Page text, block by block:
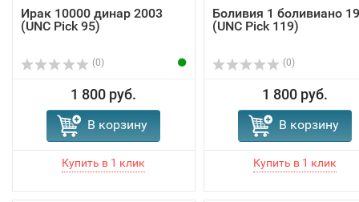
Ирак 10000 динар 2003
(UNC Pick 95)
(0)
1 800 руб.
В корзину
Боливия 1 боливиано
(UNC Pick 119)
(0)
1 800 руб.
В корзину